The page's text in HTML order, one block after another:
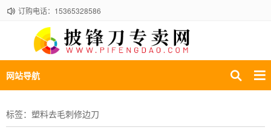
订购电话：15365328586
网站导航
标签：塑料去毛刺修边刀